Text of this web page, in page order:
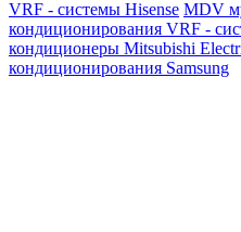
VRF - системы Hisense MDV
кондиционирования VRF -
кондиционеры Mitsubishi
кондиционирования Samsung